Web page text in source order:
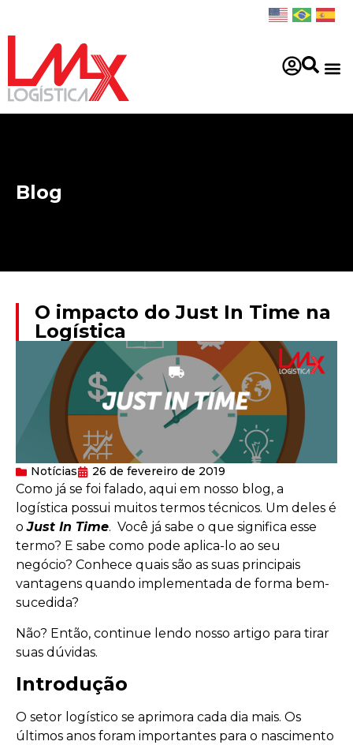
Blog
O impacto do Just In Time na
Logística
Notícias 26 de fevereiro de 2019
Como já se foi falado, aqui em nosso blog, a
logística possui muitos termos técnicos. Um deles é
oJust In Time. Você já sabe o que significa esse
termo? E sabe como pode aplica-lo ao seu
negócio? Conhece quais são as suas principais
vantagens quando implementada de forma bem-
sucedida?
Não? Então, continue lendo nosso artigo para tirar
suas dúvidas.
Introdução
O setor logístico se aprimora cada dia mais. Os
últimos anos foram importantes para o nascimento